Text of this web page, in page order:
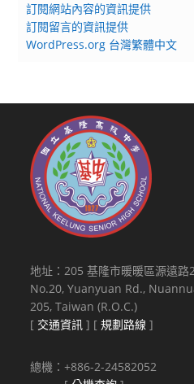
訂閱網站內容的資訊提供
訂閱留言的資訊提供
WordPress.org 台灣繁體中文
地址：205 基隆市暖暖區源遠路
No.20, Yuanyuan Rd.,
205, Taiwan (R.O.C.)
[ 交通資訊 ] [規劃路線 ]
總機：+886-2-24582052